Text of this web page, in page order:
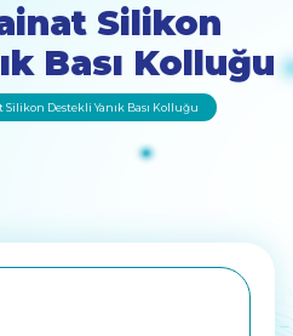
Silikon
Bası Kolluğu
Silikon Destekli Yanık Bası Kolluğu